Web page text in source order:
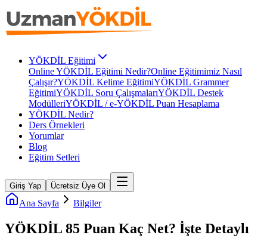
YÖKDİL Eğitimi
Online YÖKDİL Eğitimi Nedir?Online Eğitimimiz Nasıl
Çalışır?YÖKDİL Kelime EğitimiYÖKDİL Grammer
EğitimiYÖKDİL Soru ÇalışmalarıYÖKDİL Destek
ModülleriYÖKDİL / e-YÖKDİL Puan Hesaplama
YÖKDİL Nedir?
Ders Örnekleri
Yorumlar
Blog
Eğitim Setleri
Giriş Yap Ücretsiz Üye Ol
Ana Sayfa Bilgiler
YÖKDİL 85 Puan Kaç Net? İşte Detaylı